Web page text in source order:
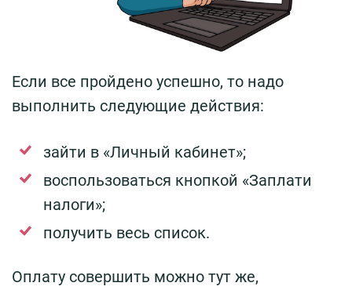
Если все пройдено успешно, то надо
выполнить следующие действия:
зайти в «Личный кабинет»;
воспользоваться кнопкой «Заплати
налоги»;
получить весь список.
Оплату совершить можно тут же,